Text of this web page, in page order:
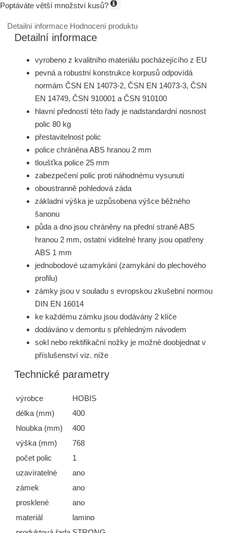
Poptáváte větší množství kusů?
Detailní informace Hodnocení produktu
Detailní informace
vyrobeno z kvalitního materiálu pocházejícího z EU
pevná a robustní konstrukce korpusů odpovídá
normám ČSN EN 14073-2, ČSN EN 14073-3, ČSN
EN 14749, ČSN 910001 a ČSN 910100
hlavní předností této řady je nadstandardní nosnost
polic 80 kg
přestavitelnost polic
police chráněna ABS hranou 2 mm
tloušťka police 25 mm
zabezpečení polic proti náhodnému vysunutí
oboustranně pohledová záda
základní výška je uzpůsobena výšce běžného
šanonu
půda a dno jsou chráněny na přední straně ABS
hranou 2 mm, ostatní viditelné hrany jsou opatřeny
ABS 1 mm
jednobodové uzamykání (zamykání do plechového
profilu)
zámky jsou v souladu s evropskou zkušební normou
DIN EN 16014
ke každému zámku jsou dodávány 2 klíče
dodáváno v demontu s přehledným návodem
sokl nebo rektifikační nožky je možné doobjednat v
příslušenství viz. níže
Technické parametry
výrobce
HOBIS
délka (mm)
400
hloubka (mm)
400
výška (mm)
768
počet polic
1
uzavíratelné
ano
zámek
ano
prosklené
ano
materiál
lamino